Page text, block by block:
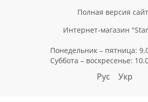
Полная версия
Интернет-магазин
Понедельник – пятница:
Суббота – воскресенье:
Рус Укр